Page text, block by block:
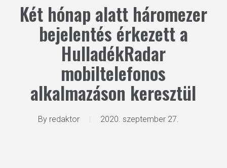
Két hónap alatt háromezer
bejelentés érkezett a
HulladékRadar
mobiltelefonos
alkalmazáson keresztül
By redaktor 2020. szeptember 27.